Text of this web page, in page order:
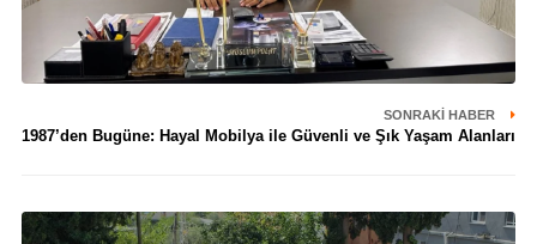
SONRAKI HABER
1987’den Bugüne: Hayal Mobilya ile Güvenli ve Şık Yaşam Alanları